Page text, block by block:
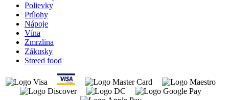
Polievky
Prílohy
Nápoje
Vína
Zmrzlina
Zákusky
Streed food